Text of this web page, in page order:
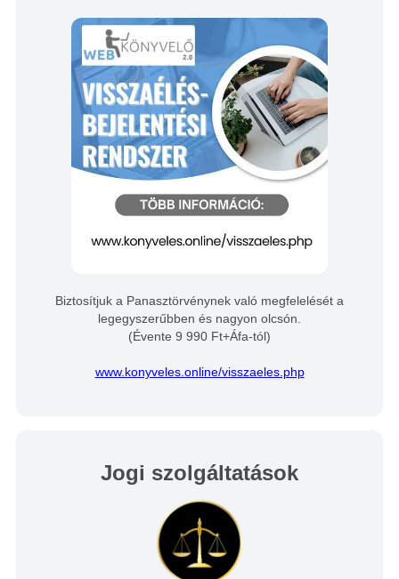
Biztosítjuk a Panasztörvénynek való megfelelését a
legegyszerűbben és nagyon olcsón.
(Évente 9 990 Ft+Áfa-tól)
www.konyveles.online/visszaeles.php
Jogi szolgáltatások